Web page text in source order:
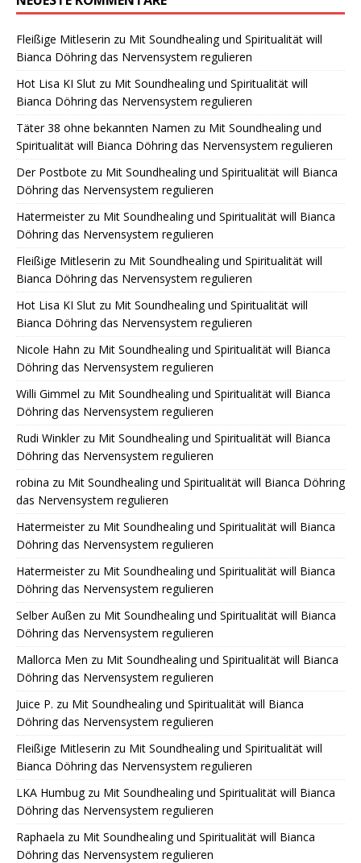
Fleißige Mitleserin zu Mit Soundhealing und Spiritualität will
Bianca Döhring das Nervensystem regulieren
Hot Lisa KI Slut zu Mit Soundhealing und Spiritualität will
Bianca Döhring das Nervensystem regulieren
Täter 38 ohne bekannten Namen zu Mit Soundhealing und
Spiritualität will Bianca Döhring das Nervensystem regulieren
Der Postbote zu Mit Soundhealing und Spiritualität will Bianca
Döhring das Nervensystem regulieren
Hatermeisterzu Mit Soundhealing und Spiritualität will Bianca
Döhring das Nervensystem regulieren
Fleißige Mitleserin zu Mit Soundhealing und Spiritualität will
Bianca Döhring das Nervensystem regulieren
Hot Lisa KI Slut zu Mit Soundhealing und Spiritualität will
Bianca Döhring das Nervensystem regulieren
Nicole Hahn zu Mit Soundhealing und Spiritualität will Bianca
Döhring das Nervensystem regulieren
Willi Gimmel zu Mit Soundhealing und Spiritualität will Bianca
Döhring das Nervensystem regulieren
Rudi Winklerzu Mit Soundhealing und Spiritualität will Bianca
Döhring das Nervensystem regulieren
robina zu Mit Soundhealing und Spiritualität will Bianca Döhring
das Nervensystem regulieren
Hatermeisterzu Mit Soundhealing und Spiritualität will Bianca
Döhring das Nervensystem regulieren
Hatermeisterzu Mit Soundhealing und Spiritualität will Bianca
Döhring das Nervensystem regulieren
Selber Außen zu Mit Soundhealing und Spiritualität will Bianca
Döhring das Nervensystem regulieren
Mallorca Men zu Mit Soundhealing und Spiritualität will Bianca
Döhring das Nervensystem regulieren
Juice P. zu Mit Soundhealing und Spiritualität will Bianca
Döhring das Nervensystem regulieren
Fleißige Mitleserin zu Mit Soundhealing und Spiritualität will
Bianca Döhring das Nervensystem regulieren
LKA Humbugzu Mit Soundhealing und Spiritualität will Bianca
Döhring das Nervensystem regulieren
Raphaela zu Mit Soundhealing und Spiritualität will Bianca
Döhring das Nervensystem regulieren